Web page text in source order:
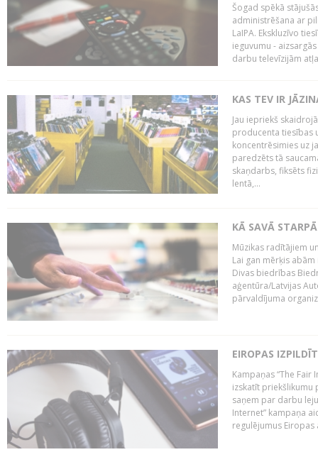
Šogad spēkā
administrēšana ar
LaIPA. Ekskluzīvo
ieguvumu -
darbu televīzijām
KAS TEV IR
Jau iepriekš
producenta tiesības
koncentrēsimies uz
paredzēts tā
skaņdarbs, fiksēts
lentā,...
KĀ SAVĀ
Mūzikas radītājiem
Lai gan mērķis
Divas biedrības
aģentūra/Latvijas
pārvaldījuma
EIROPAS
Kampaņas “The
izskatīt priekšlikumu
saņem par darbu
Internet” kampaņa
regulējumus